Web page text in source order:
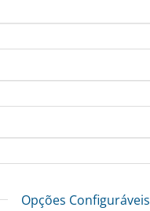
Opções Configuráveis